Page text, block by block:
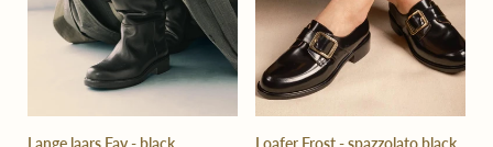
Lange laars Fay - black Loafer Frost - spazzolato black